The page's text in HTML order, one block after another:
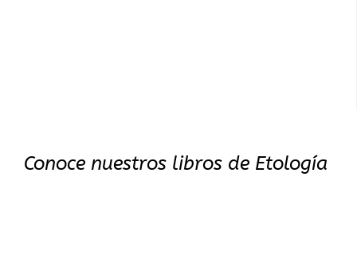
Conoce nuestros libros de Etología